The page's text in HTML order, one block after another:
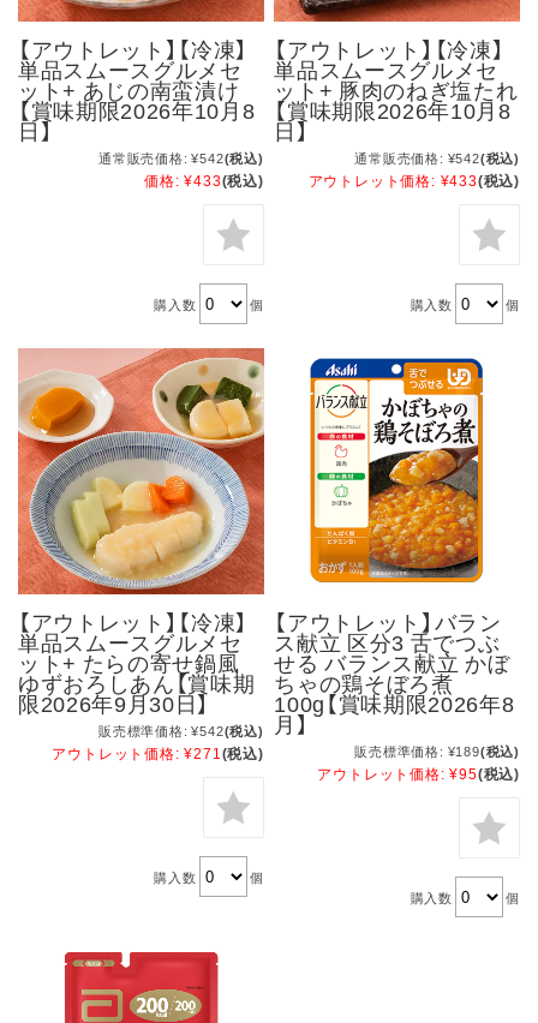
【アウトレット】【冷凍】
単品スムースグルメセ
ット+ あじの南蛮漬け
【賞味期限2026年10月8
日】
通常販売価格: ¥542(税込)
価格: ¥433(税込)
購入数 個
【アウトレット】【冷凍】
単品スムースグルメセ
ット+ 豚肉のねぎ塩たれ
【賞味期限2026年10月8
日】
通常販売価格: ¥542(税込)
アウトレット価格: ¥433(税込)
購入数 個
【アウトレット】【冷凍】
単品スムースグルメセ
ット+ たらの寄せ鍋風
ゆずおろしあん【賞味期
限2026年9月30日】
販売標準価格: ¥542(税込)
アウトレット価格: ¥271(税込)
購入数 個
【アウトレット】バラン
ス献立 区分3 舌でつぶ
せる バランス献立 かぼ
ちゃの鶏そぼろ煮
100g【賞味期限2026年8
月】
販売標準価格: ¥189(税込)
アウトレット価格: ¥95(税込)
購入数 個